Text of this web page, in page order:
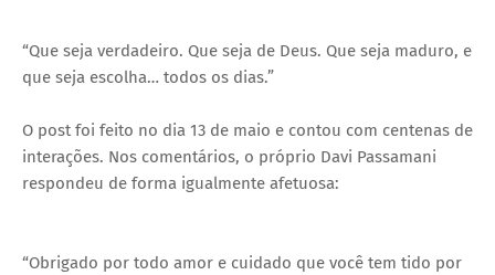
“Que seja verdadeiro. Que seja de Deus. Que seja maduro, e
que seja escolha… todos os dias.”
O post foi feito no dia 13 de maio e contou com centenas de
interações. Nos comentários, o próprio Davi Passamani
respondeu de forma igualmente afetuosa:
“Obrigado por todo amor e cuidado que você tem tido por